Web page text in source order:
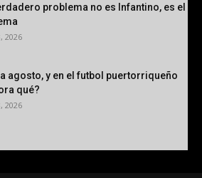
problema no es Infantino, es el
2026
agosto, y en el futbol puertorriqueño
qué?
2026